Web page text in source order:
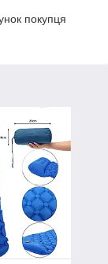
покупця